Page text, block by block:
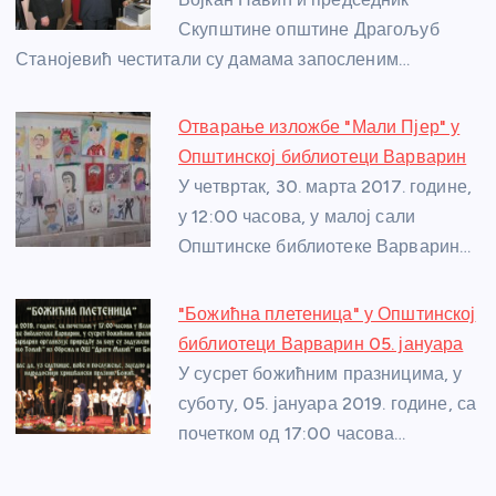
o
k
er
p
Скупштине општине Драгољуб
Станојевић честитали су дамама запосленим…
Отварање изложбе "Мали Пјер" у
Општинској библиотеци Варварин
У четвртак, 30. марта 2017. године,
у 12:00 часова, у малој сали
Општинске библиотеке Варварин…
"Божићна плетеница" у Општинској
библиотеци Варварин 05. јануара
У сусрет божићним празницима, у
суботу, 05. јануара 2019. године, са
почетком од 17:00 часова…